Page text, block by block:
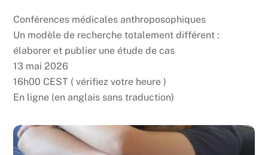
Conférences médicales anthroposophiques
Un modèle de recherche totalement différent :
élaborer et publier une étude de cas
13 mai 2026
16h00 CEST ( vérifiez votre heure )
En ligne (en anglais sans traduction)